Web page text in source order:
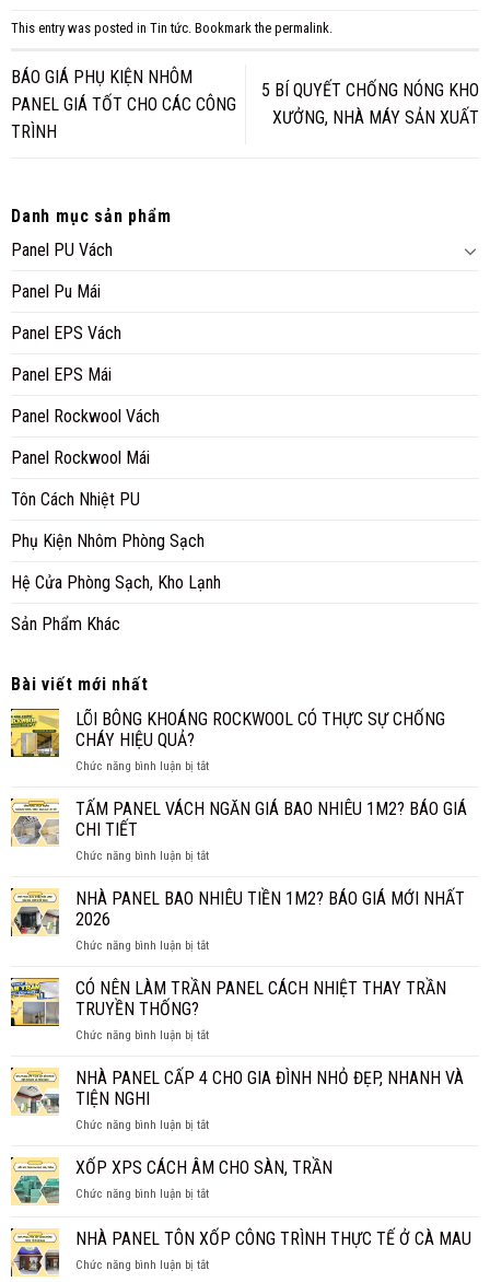
This entry was posted in Tin tức. Bookmark the permalink.
BÁO GIÁ PHỤ KIỆN NHÔM
PANEL GIÁ TỐT CHO CÁC CÔNG
TRÌNH
5 BÍ QUYẾT CHỐNG NÓNG KHO
XƯỞNG, NHÀ MÁY SẢN XUẤT
Danh mục sản phẩm
Panel PU Vách
Panel Pu Mái
Panel EPS Vách
Panel EPS Mái
Panel Rockwool Vách
Panel Rockwool Mái
Tôn Cách Nhiệt PU
Phụ Kiện Nhôm Phòng Sạch
Hệ Cửa Phòng Sạch, Kho Lạnh
Sản Phẩm Khác
Bài viết mới nhất
LÕI BÔNG KHOÁNG ROCKWOOL CÓ THỰC SỰ CHỐNG
CHÁY HIỆU QUẢ?
Chức năng bình luận bị tắtở
BÔNG
CÓ
SỰ
HIỆU
TẤM PANEL VÁCH NGĂN GIÁ BAO NHIÊU 1M2? BÁO GIÁ
CHI TIẾT
Chức năng bình luận bị tắtở
PANEL
GIÁ
NHIÊU
GIÁ
TIẾT
NHÀ PANEL BAO NHIÊU TIỀN 1M2? BÁO GIÁ MỚI NHẤT
2026
Chức năng bình luận bị tắtở
PANEL
TIỀN
BÁO
NHẤT
CÓ NÊN LÀM TRẦN PANEL CÁCH NHIỆT THAY TRẦN
TRUYỀN THỐNG?
Chức năng bình luận bị tắtở
NÊN
PANEL
NHIỆT
TRẦN
THỐNG?
NHÀ PANEL CẤP 4 CHO GIA ĐÌNH NHỎ ĐẸP, NHANH VÀ
TIỆN NGHI
Chức năng bình luận bị tắtở
PANEL
4
GIA
NHỎ
XỐP XPS CÁCH ÂM CHO SÀN, TRẦN
Chức năng bình luận bị tắtở
XPS
CÁCH
ÂM
NHÀ PANEL TÔN XỐP CÔNG TRÌNH THỰC TẾ Ở CÀ MAU
Chức năng bình luận bị tắtở